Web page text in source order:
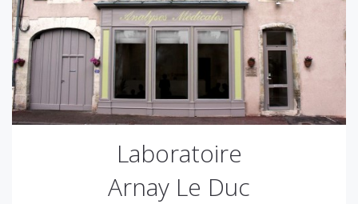
Laboratoire
Arnay Le Duc